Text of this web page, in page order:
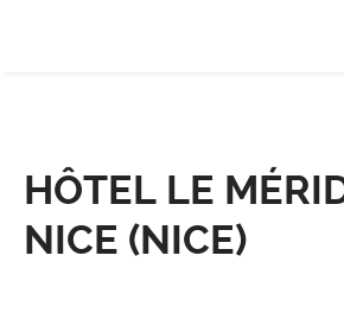
HÔTEL LE
NICE (NICE)